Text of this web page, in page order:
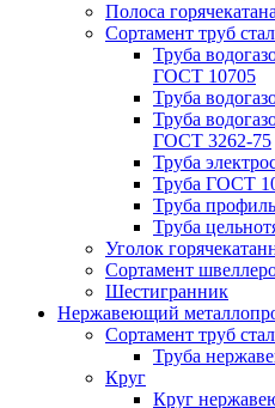
Полоса
Сортамент труб
Труба
ГОСТ 10705
Труба
Труба
ГОСТ 3262-75
Труба
Труба ГОСТ
Труба
Труба
Уголок
Сортамент
Шестигранник
Нержавеющий
Сортамент труб
Труба
Круг
Круг